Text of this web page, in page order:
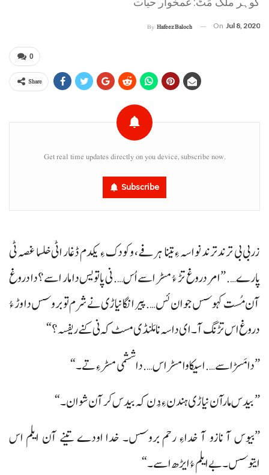
By Hafeez Baloch On Jul 8, 2020
0
Share
Get real time updates directly on you device, subscribe now.
Subscribe
زربی بی ترندترند نواسہ ءِ تینا ہرفے، وکودک ءِ یکدم ڈغار اٹی خلسا غصہ ٹی
پارے…. ”امر دروغ تڑ ءُ مسڑ اسے اُس…. نی پاتویس دا مار اسے؟ دا دروغ
آن مُست کہوسس جوان ئس…. پیر انگا نیاڑی نے شرم تو بروسس دا وڑ ءُ
دروغ اس تڑنگ آ۔ ای داسہ نا مَلنڈی مسٹ کہ نی کنے ریفسہ؟“
”دامَسڑ اسے…. اسیکا وا مسڑ اس…. دا ششمی مسڑ ءِ تے۔“
”بیدس مارآن نیاڑی ہندن ءِ دُن کہ بیدس کر آن شوان۔“
”بیوس آ نازو آ خداءِ رحم بروسس۔ خدا اودے تینے آن ایلم اس
ایتوسس۔ بے ایلم ءُ ایڑھ اسے۔“